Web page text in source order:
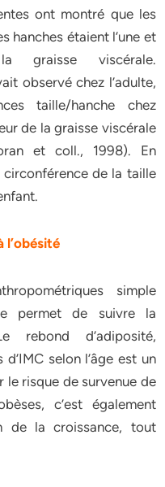
ont montré que les
hanches étaient l’une et
graisse viscérale.
observé chez l’adulte,
taille/hanche chez
de la graisse viscérale
et coll., 1998). En
circonférence de la taille
l’obésité
simple
permet de suivre la
rebond d’adiposité,
selon l’âge est un
le risque de survenue de
c’est également
de la croissance, tout